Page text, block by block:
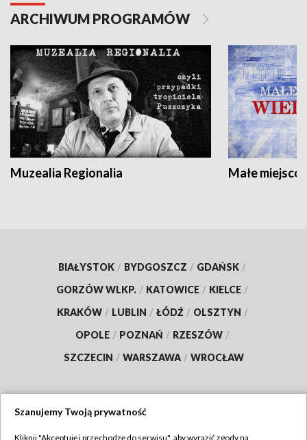
ARCHIWUM PROGRAMÓW
Muzealia Regionalia Małe
BIAŁYSTOK / BYDGOSZCZ / GDAŃSK /
GORZÓW WLKP. / KATOWICE / KIELCE /
KRAKÓW / LUBLIN / ŁÓDŹ / OLSZTYN /
OPOLE / POZNAŃ / RZESZÓW /
SZCZECIN / WARSZAWA / WROCŁAW
Szanujemy Twoją prywatność
Kliknij "Akceptuję i przechodzę do serwisu", aby wyrazić zgody na